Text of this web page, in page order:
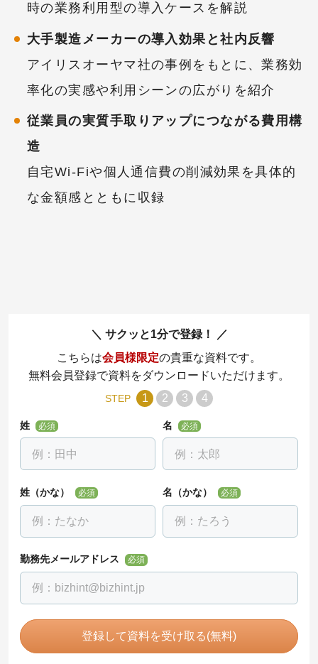
時の業務利用型の導入ケースを解説
大手製造メーカーの導入効果と社内反響
アイリスオーヤマ社の事例をもとに、業務効
率化の実感や利用シーンの広がりを紹介
従業員の実質手取りアップにつながる費用構
造
自宅Wi-Fiや個人通信費の削減効果を具体的
な金額感とともに収録
サクッと1分で登録！
こちらは会員様限定の貴重な資料です。
無料会員登録で資料をダウンロードいただけます。
STEP 1 2 3 4
姓 必須 名 必須
姓（かな） 必須 名（かな） 必須
勤務先メールアドレス 必須
登録して資料を受け取る(無料)